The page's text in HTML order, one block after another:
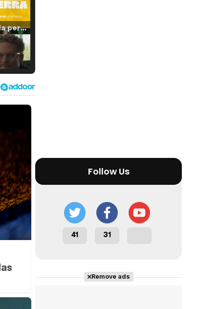
Tráiler 'Vida perra' (2026)
Tráiler Oficial en VOSE 'The Audacity'
Tráiler en español 'Outcome' (2026)
Tráiler 'Do Not Enter' (2026)
Follow Us
41 31
Remove ads